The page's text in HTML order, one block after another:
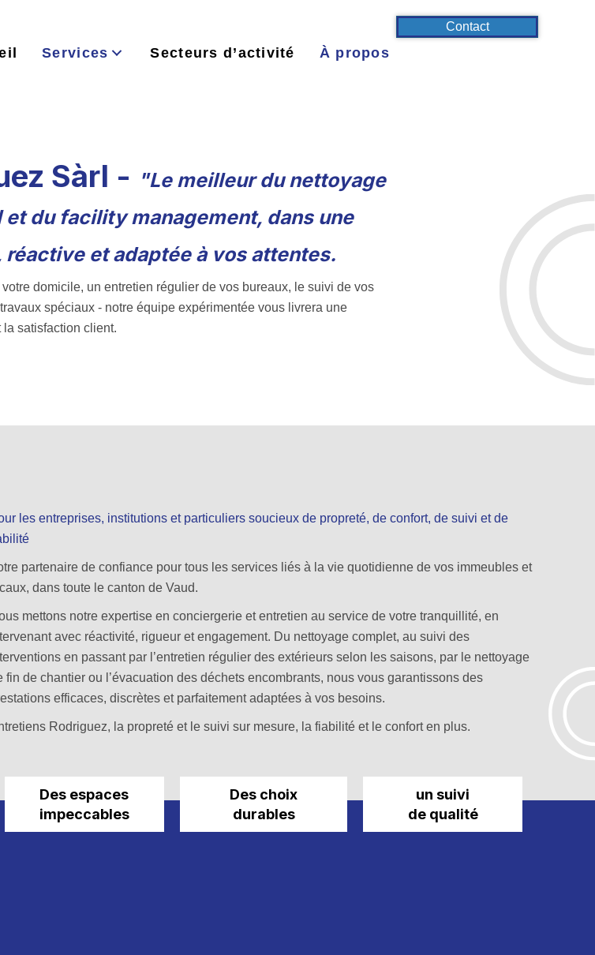
Services Secteurs d’activité À propos
Contact
Sàrl - "Le meilleur du nettoyage
du facility management, dans une
et adaptée à vos attentes.
domicile, un entretien régulier de vos bureaux, le suivi de vos
spéciaux - notre équipe expérimentée vous livrera une
satisfaction client.
les entreprises, institutions et particuliers soucieux de propreté, de confort, de suivi et de
partenaire de confiance pour tous les services liés à la vie quotidienne de vos immeubles et
dans toute le canton de Vaud.
mettons notre expertise en conciergerie et entretien au service de votre tranquillité, en
avec réactivité, rigueur et engagement. Du nettoyage complet, au suivi des
en passant par l’entretien régulier des extérieurs selon les saisons, par le nettoyage
fin de chantier ou l’évacuation des déchets encombrants, nous vous garantissons des
efficaces, discrètes et parfaitement adaptées à vos besoins.
Rodriguez, la propreté et le suivi sur mesure, la fiabilité et le confort en plus.
Des espaces
impeccables
Des choix
durables
un suivi
de qualité